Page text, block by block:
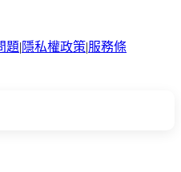
題|隱私權政策|服務條